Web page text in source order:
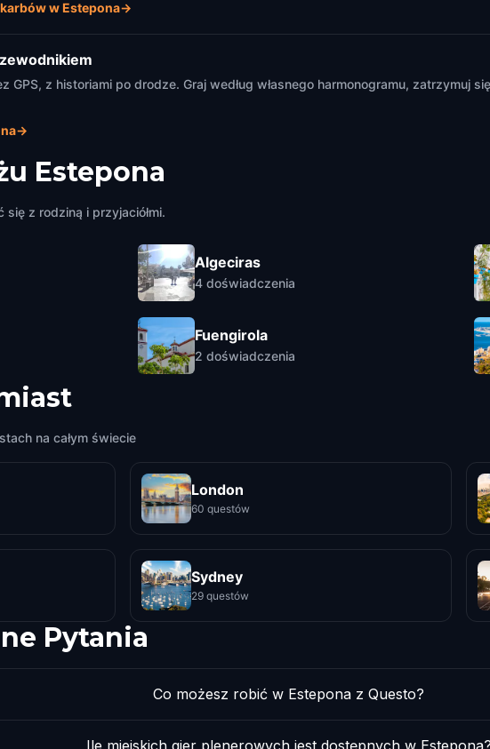
w Estepona→
GPS, z historiami po drodze. Graj według własnego harmonogramu, zatrzymuj
→
Estepona
z rodziną i przyjaciółmi.
Algeciras
4 doświadczenia
Fuengirola
2 doświadczenia
na całym świecie
London
60 questów
Sydney
29 questów
Pytania
Co możesz robić w Estepona z Questo?
Ile miejskich gier plenerowych jest dostępnych w Estepona?